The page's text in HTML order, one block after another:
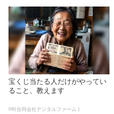
宝くじ当たる人だけがやってい
ること、教えます
PR(合同会社デジタルファーム )